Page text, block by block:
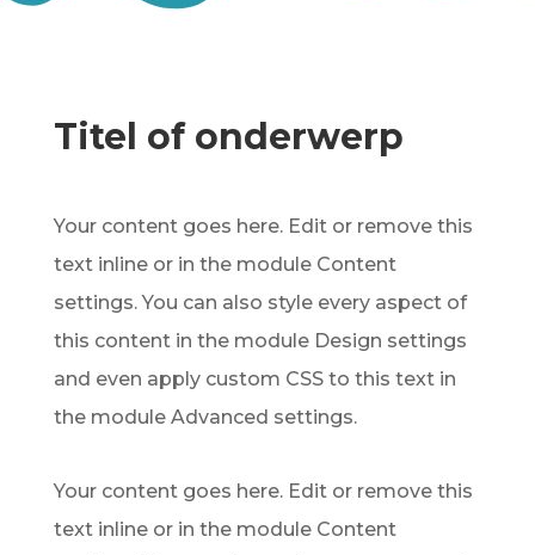
Titel of onderwerp
Your content goes here. Edit or remove this
text inline or in the module Content
settings. You can also style every aspect of
this content in the module Design settings
and even apply custom CSS to this text in
the module Advanced settings.
Your content goes here. Edit or remove this
text inline or in the module Content